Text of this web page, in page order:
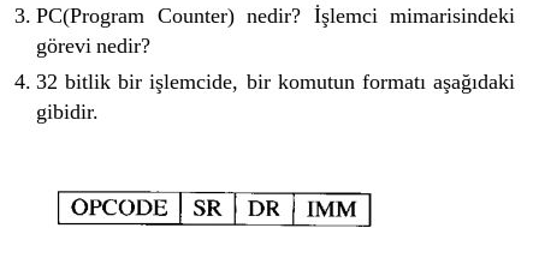
PC(Program Counter) nedir? İşlemci mimarisindeki
görevi nedir?
32 bitlik bir işlemcide, bir komutun formatı aşağıdaki
gibidir.